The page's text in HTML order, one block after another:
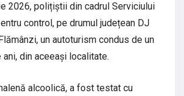
2026, polițiștii din cadrul Serviciului
control, pe drumul județean DJ
un autoturism condus de un
din aceeași localitate.
alcoolică, a fost testat cu